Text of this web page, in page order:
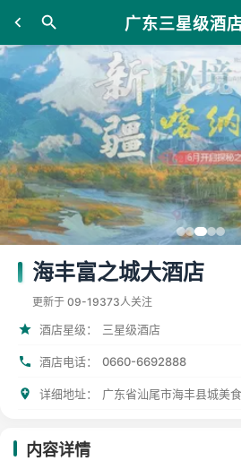
广东三星级酒
海丰富之城大酒店
更新于 09-19373人关注
酒店星级： 三星级酒店
酒店电话： 0660-6692888
详细地址： 广东省汕尾市海丰县城美
内容详情